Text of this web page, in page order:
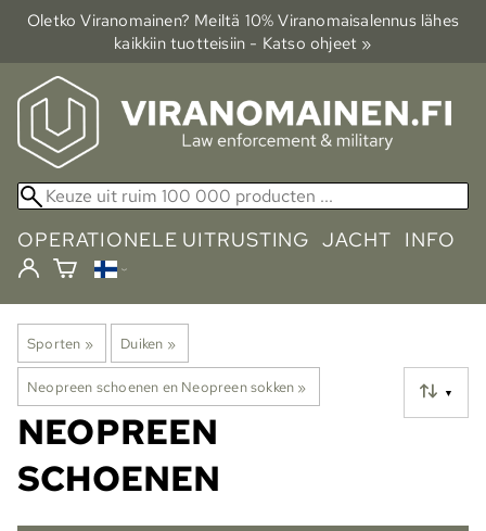
Oletko Viranomainen? Meiltä 10% Viranomais­alennus lähes
kaikkiin tuotteisiin - Katso ohjeet »
OPERATIONELE UITRUSTING JACHT INFO
Sporten ‪» Duiken ‪»
Neopreen schoenen en Neopreen sokken ‪» ▼
NEOPREEN
SCHOENEN